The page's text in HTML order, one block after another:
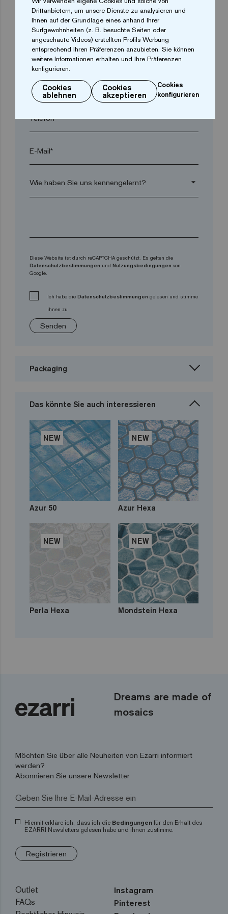
Ort*
Postleitzahl*
Telefon*
E-Mail*
arrow_drop_down
Diese Website ist durch reCAPTCHA geschützt. Es gelten die
Datenschutzbestimmungen und Nutzungsbedingungen von
Google.
Ich habe die Datenschutzbestimmungen gelesen und stimme
ihnen zu
Senden
Packaging
Das könnte Sie auch interessieren
NEW
Azur 50
NEW
Azur Hexa
NEW
Perla Hexa
NEW
Mondstein Hexa
Dreams are made of
mosaics
Möchten Sie über alle Neuheiten von Ezarri informiert
werden?
Abonnieren Sie unsere Newsletter
Hiermit erkläre ich, dass ich die Bedingungen für den Erhalt des
EZARRI Newsletters gelesen habe und ihnen zustimme.
Registrieren
Outlet
FAQs
Instagram
Pinterest
Drittanbietern, um unsere Dienste zu analysieren und
Ihnen auf der Grundlage eines anhand Ihrer
Surfgewohnheiten (z. B. besuchte Seiten oder
angeschaute Videos) erstellten Profils Werbung
entsprechend Ihren Präferenzen anzubieten. Sie können
weitere Informationen erhalten und Ihre Präferenzen
konfigurieren.
Cookies
ablehnen
Cookies
akzeptieren
Cookies
konfigurieren